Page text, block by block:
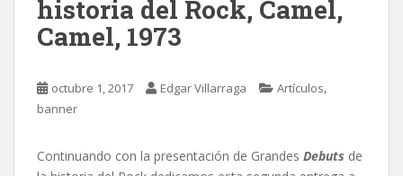
historia del Rock, Camel,
Camel, 1973
octubre 1, 2017 Edgar Villarraga Artículos,
banner
Continuando con la presentación de Grandes Debuts de